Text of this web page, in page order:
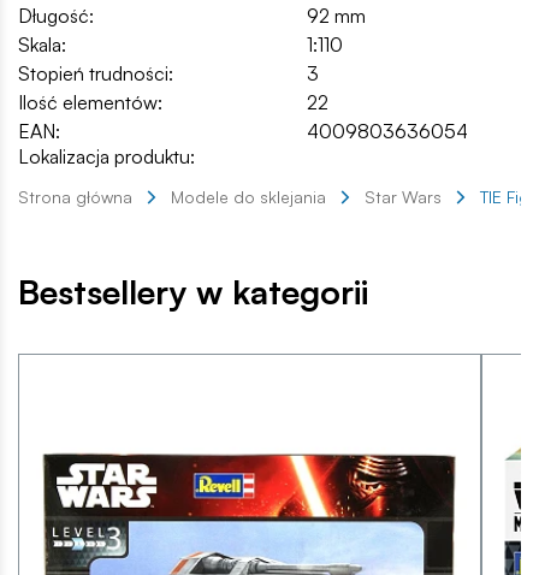
Długość:
92 mm
Skala:
1:110
Stopień trudności:
3
Ilość elementów:
22
EAN:
4009803636054
Lokalizacja produktu:
Strona główna Modele do sklejania Star Wars TIE
Bestsellery w kategorii